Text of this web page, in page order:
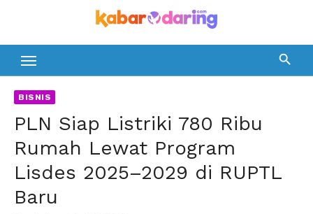
content
BISNIS
PLN Siap Listriki 780 Ribu
Rumah Lewat Program
Lisdes 2025–2029 di RUPTL
Baru